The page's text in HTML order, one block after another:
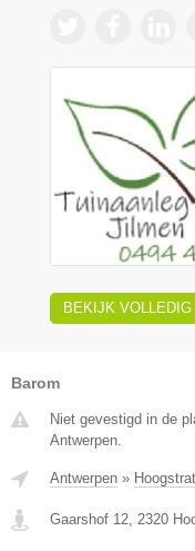
BEKIJK
Barom
Niet gevestigd in de
Antwerpen.
Antwerpen »
Gaarshof 12, 2320